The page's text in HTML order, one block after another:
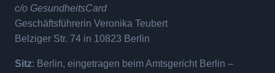
c/o GesundheitsCard
Geschäftsführerin Veronika Teubert
Belziger Str. 74 in 10823 Berlin
Sitz: Berlin, eingetragen beim Amtsgericht Berlin –